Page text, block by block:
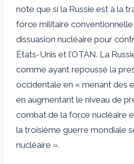
note que si la Russie est à la
force militaire
dissuasion nucléaire pour
États-Unis et l’OTAN. La
comme ayant repoussé la
occidentale en « menant des
en augmentant le niveau de
combat de la force nucléaire
la troisième guerre mondiale
nucléaire ».